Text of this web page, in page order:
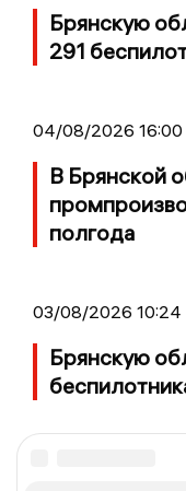
Брянскую
291
04/08/2026 16:00
В Брянской
полгода
03/08/2026 10:24
Брянскую